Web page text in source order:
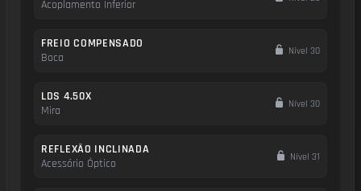
Acoplamento Inferior
FREIO COMPENSADO
Boca
Nível 30
LDS 4.50X
Mira
Nível 30
REFLEXÃO INCLINADA
Acessório Óptico
Nível 31